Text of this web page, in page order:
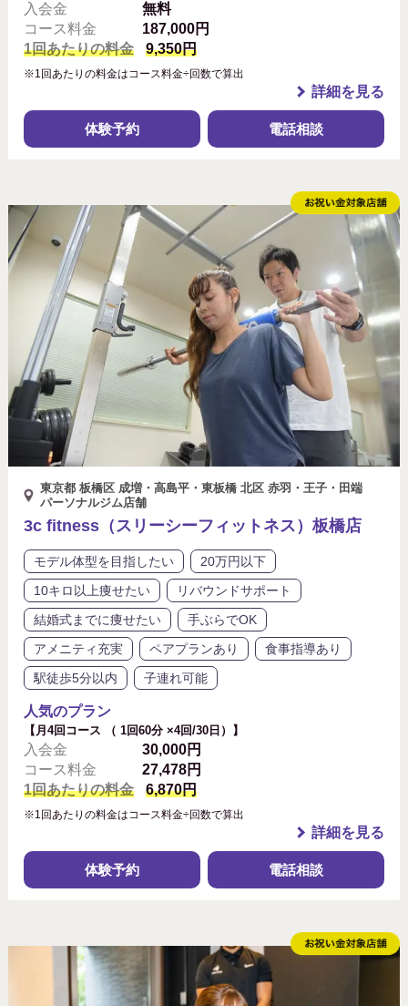
入会金
無料
コース料金
187,000円
1回あたりの料金
9,350円
※1回あたりの料金はコース料金÷回数で算出
詳細を見る
体験予約 電話相談
東京都 板橋区 成増・高島平・東板橋 北区 赤羽・王子・田端
パーソナルジム店舗
3c fitness（スリーシーフィットネス）板橋店
モデル体型を目指したい
20万円以下
10キロ以上痩せたい
リバウンドサポート
結婚式までに痩せたい
手ぶらでOK
アメニティ充実
ペアプランあり
食事指導あり
駅徒歩5分以内
子連れ可能
人気のプラン
【月4回コース （ 1回60分 ×4回/30日）】
入会金
30,000円
コース料金
27,478円
1回あたりの料金
6,870円
※1回あたりの料金はコース料金÷回数で算出
詳細を見る
体験予約 電話相談